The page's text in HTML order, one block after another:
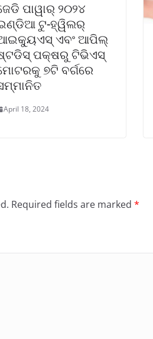
ପାୱାର୍ ୨୦୨୪
ଟୁ-ହ୍ୱିଲର୍
ଏବଂ ଆପିଲ୍
ପକ୍ଷରୁ ଟିଭିଏସ୍
୭ଟି ବର୍ଗରେ
April 18, 2024
Required fields are marked *